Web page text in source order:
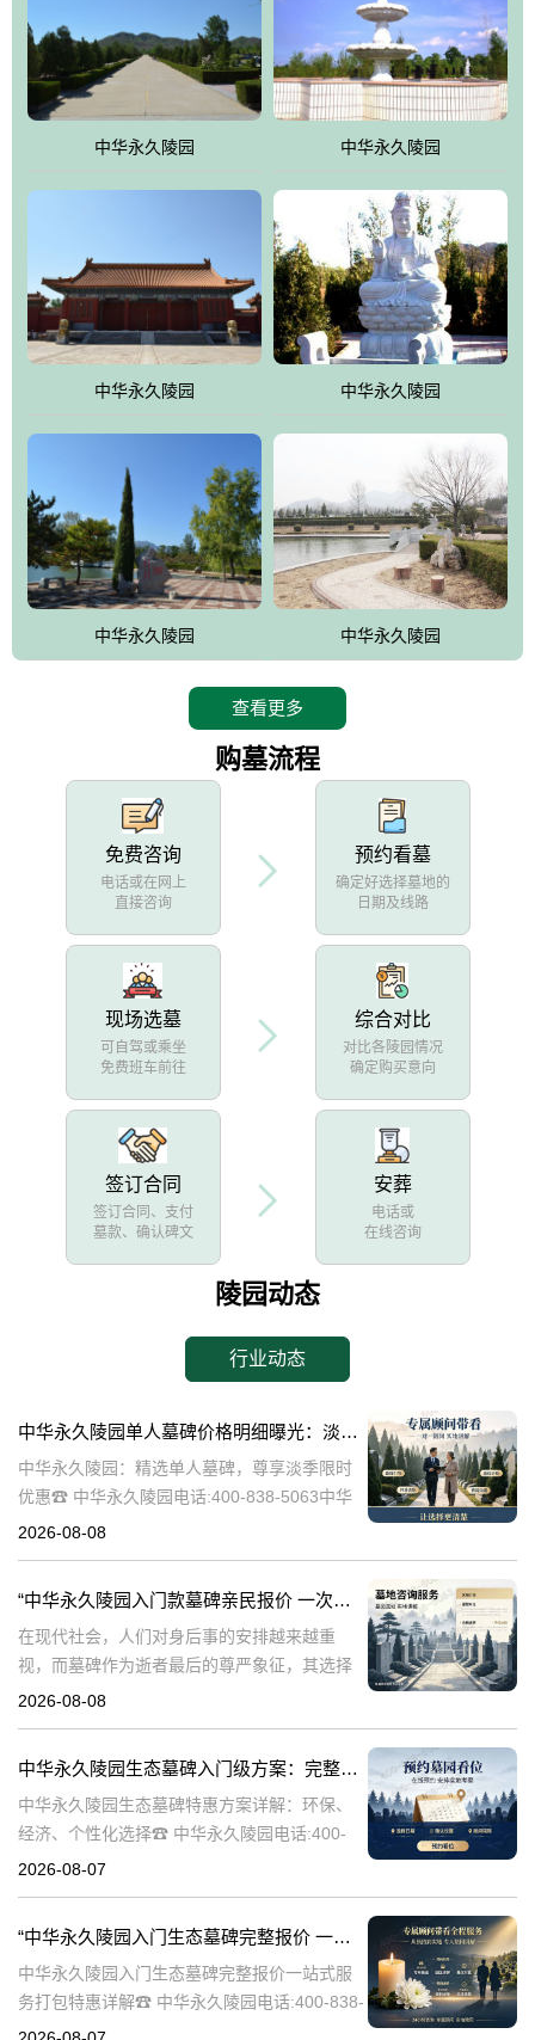
势如宏，是华北地区最大的平川式墓园，陵园以皇家建筑风格为载
体吸取现代园林艺术之精华
中华永久陵园 中华永久陵园
中华永久陵园 中华永久陵园
中华永久陵园 中华永久陵园
查看更多
购墓流程
免费咨询
电话或在网上
直接咨询
预约看墓
确定好选择墓地的
日期及线路
现场选墓
可自驾或乘坐
免费班车前往
综合对比
对比各陵园情况
确定购买意向
签订合同
签订合同、支付
墓款、确认碑文
安葬
电话或
在线咨询
陵园动态
行业动态
中华永久陵园单人墓碑价格明细曝光：淡季下单立省数千，限时优惠深度解析
中华永久陵园：精选单人墓碑，尊享淡季限时
优惠☎ 中华永久陵园电话:400-838-5063中华
永久陵园，作为国内知名的陵园品牌，始终以
2026-08-08
“中华永久陵园入门款墓碑亲民报价 一次性付清享折上折：超值优惠与便捷选择的完美结合”
在现代社会，人们对身后事的安排越来越重
视，而墓碑作为逝者最后的尊严象征，其选择
与设计也变得尤为重要。中华永久陵园作为中
和
2026-08-08
中华永久陵园生态墓碑入门级方案：完整报价与一站式服务打包特惠解析
中华永久陵园生态墓碑特惠方案详解：环保、
经济、个性化选择☎ 中华永久陵园电话:400-
838-5063随着人们对身后事的关注度提升，选
2026-08-07
“中华永久陵园入门生态墓碑完整报价 一站式服务打包特惠详解”
中华永久陵园入门生态墓碑完整报价一站式服
务打包特惠详解☎ 中华永久陵园电话:400-838-
5063中华永久陵园作为国内知名的陵园之一，